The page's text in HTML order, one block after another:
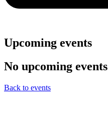
Upcoming events
No upcoming events
Back to events